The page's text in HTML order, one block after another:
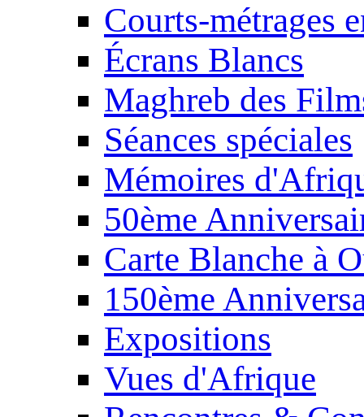
Courts-métrages
Écrans Blancs
Maghreb des
Séances spéciales
Mémoires
50ème
Carte Blanche à
150ème
Expositions
Vues d'Afrique